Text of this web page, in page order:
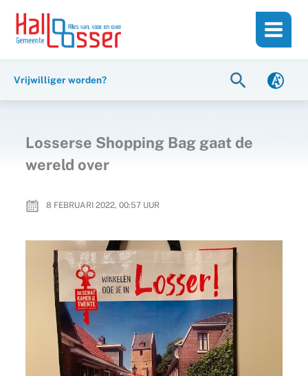
inhoud
naar
Vrijwilliger worden? Zoeken
Losserse Shopping Bag gaat de
wereld over
8 FEBRUARI 2022, 00:57UUR